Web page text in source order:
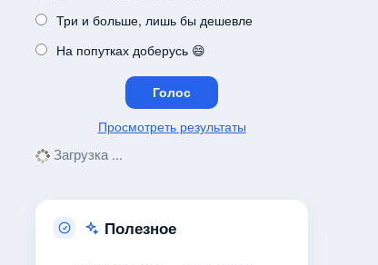
Три и больше, лишь бы дешевле
На попутках доберусь 😄
Просмотреть результаты
Загрузка ...
Полезное